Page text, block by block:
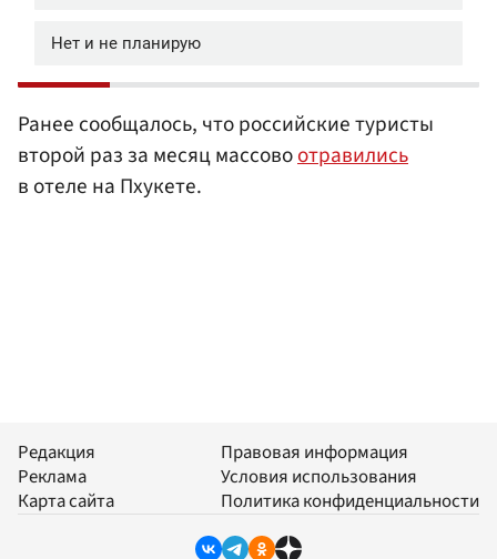
Ранее сообщалось, что российские туристы
второй раз за месяц массовоотравились
в отеле на Пхукете.
Редакция
Реклама
Карта сайта
Правовая информация
Условия использования
Политика конфиденциальности